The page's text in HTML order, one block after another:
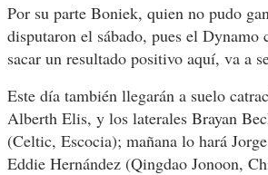
Por su parte Boniek, quien no pudo
disputaron el sábado, pues el
sacar un resultado positivo aquí, va a
Este día también llegarán a suelo
Alberth Elis, y los laterales Brayan
(Celtic, Escocia); mañana lo hará
Eddie Hernández (Qingdao Jonoon,